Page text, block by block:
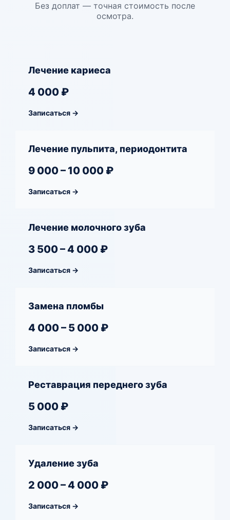
Без доплат — точная стоимость после
осмотра.
Лечение кариеса
4 000 ₽
Записаться →
Лечение пульпита, периодонтита
9 000 – 10 000 ₽
Записаться →
Лечение молочного зуба
3 500 – 4 000 ₽
Записаться →
Замена пломбы
4 000 – 5 000 ₽
Записаться →
Реставрация переднего зуба
5 000 ₽
Записаться →
Удаление зуба
2 000 – 4 000 ₽
Записаться →